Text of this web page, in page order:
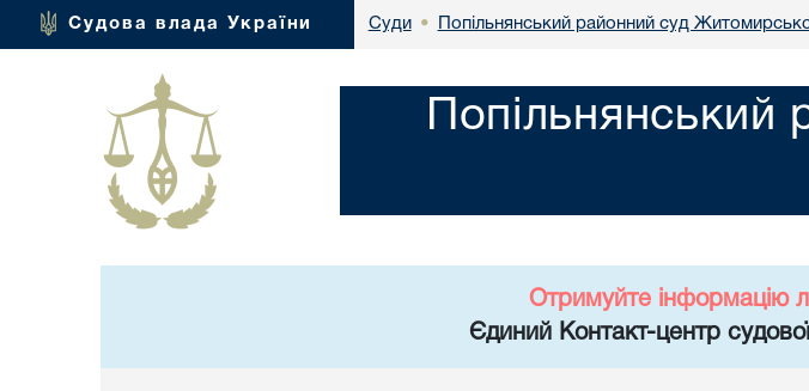
Судова влада України Суди • Попільнянський районний суд
Попільнянський
Отримуйте інформацію
Єдиний Контакт-центр